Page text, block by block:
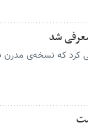
گوشی ارزان‌قیمت آشا ۳۰۵ رونمایی کرد که